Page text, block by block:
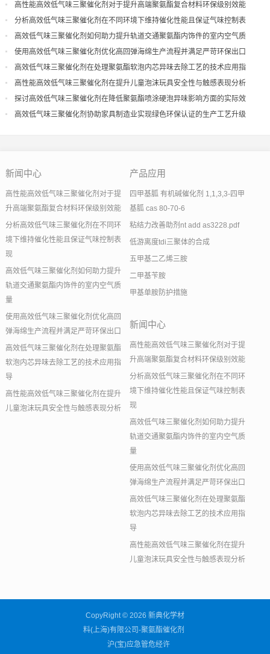
高性能高效低气味三聚催化剂对于提升高端聚氨酯复合材料环保级别效能
分析高效低气味三聚催化剂在不同环境下维持催化性能且保证气味控制表
现
高效低气味三聚催化剂如何助力提升轨道交通聚氨酯内饰件的室内空气质
量
使用高效低气味三聚催化剂优化高回弹海绵生产流程并满足严苛环保出口
高效低气味三聚催化剂在处理聚氨酯软泡内芯异味去除工艺的技术应用指
导
高性能高效低气味三聚催化剂在提升儿童泡沫玩具安全性与触感表现分析
探讨高效低气味三聚催化剂在降低聚氨酯喷涂硬泡异味影响方面的实际效
果
高效低气味三聚催化剂协助家具制造业实现绿色环保认证的生产工艺升级
新闻中心
高性能高效低气味三聚催化剂对于提
升高端聚氨酯复合材料环保级别效能
分析高效低气味三聚催化剂在不同环
境下维持催化性能且保证气味控制表
现
高效低气味三聚催化剂如何助力提升
轨道交通聚氨酯内饰件的室内空气质
量
使用高效低气味三聚催化剂优化高回
弹海绵生产流程并满足严苛环保出口
高效低气味三聚催化剂在处理聚氨酯
软泡内芯异味去除工艺的技术应用指
导
高性能高效低气味三聚催化剂在提升
儿童泡沫玩具安全性与触感表现分析
产品应用
四甲基胍 有机碱催化剂 1,1,3,3-四甲
基胍 cas 80-70-6
粘结力改善助剂nt add as3228.pdf
低游离度tdi三聚体的合成
五甲基二乙烯三胺
二甲基苄胺
甲基单胺防护措施
新闻中心
高性能高效低气味三聚催化剂对于提
升高端聚氨酯复合材料环保级别效能
分析高效低气味三聚催化剂在不同环
境下维持催化性能且保证气味控制表
现
高效低气味三聚催化剂如何助力提升
轨道交通聚氨酯内饰件的室内空气质
量
使用高效低气味三聚催化剂优化高回
弹海绵生产流程并满足严苛环保出口
高效低气味三聚催化剂在处理聚氨酯
软泡内芯异味去除工艺的技术应用指
导
高性能高效低气味三聚催化剂在提升
儿童泡沫玩具安全性与触感表现分析
CopyRight © 2026 新典化学材
料(上海)有限公司-聚氨酯催化剂
沪(宝)应急管危经许